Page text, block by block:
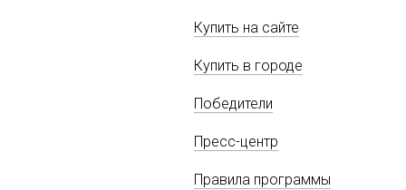
Купить на сайте
Купить в городе
Победители
Пресс-центр
Правила программы